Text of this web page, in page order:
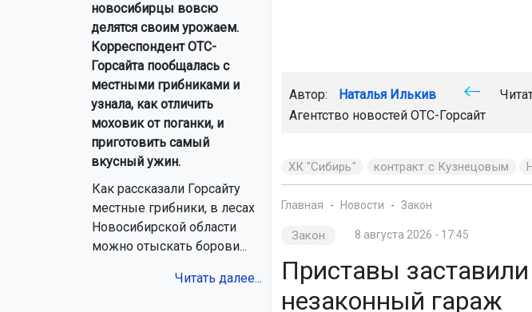
новосибирцы вовсю
делятся своим урожаем.
Корреспондент ОТС-
Горсайта пообщалась с
местными грибниками и
узнала, как отличить
моховик от поганки, и
приготовить самый
вкусный ужин.
Как рассказали Горсайту
местные грибники, в лесах
Новосибирской области
можно отыскать борови...
Читать далее...
Автор: Наталья Илькив
Агентство новостей ОТС-Горсайт
ХК "Сибирь" контракт с Кузнецовым
Главная Новости Закон
Закон 8 августа 2026 - 17:45
Приставы
незаконный гараж